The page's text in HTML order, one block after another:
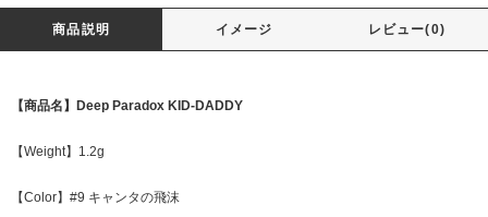
商品説明 イメージ レビュー(0)
【商品名】Deep Paradox KID-DADDY
【Weight】1.2g
【Color】#9 キャンタの飛沫